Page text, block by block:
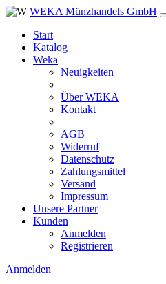
WEKA Münzhandels GmbH
Start
Katalog
Weka
Neuigkeiten
Über WEKA
Kontakt
AGB
Widerruf
Datenschutz
Zahlungsmittel
Versand
Impressum
Unsere Partner
Kunden
Anmelden
Registrieren
Anmelden